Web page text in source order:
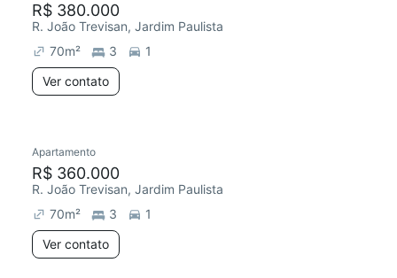
R$ 380.000
R. João Trevisan, Jardim Paulista
70m² 3
1
Ver contato
Apartamento
R$ 360.000
R. João Trevisan, Jardim Paulista
70m² 3
1
Ver contato